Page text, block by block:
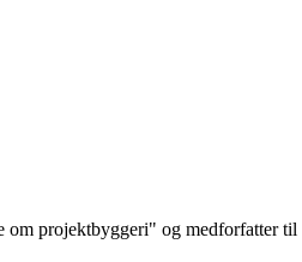
om projektbyggeri" og medforfatter